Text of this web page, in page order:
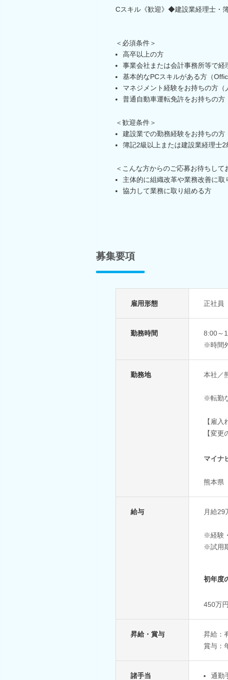
Cスキル《歓迎》◆建設業経理士・
＜必須条件＞
高卒以上の方
事業会社または会計事務所等で経
基本的なPCスキルがある方（
マネジメント経験をお持ちの方（
普通自動車運転免許をお持ちの方
＜歓迎条件＞
建設業での勤務経験をお持ちの方
簿記2級以上または建設業経理士
＜こんな方からのご応募お待ちして
主体的に組織改革や業務改善に取
協力して業務に取り組める方
募集要項
雇用形態 正社員
勤務時間
8:00～
※時間
勤務地 本社／
※転勤
【雇
【変
マイナ
熊本県
給与 月給29
※経験
※試用
初年度
450万
昇給・賞与
昇給：
賞与：
諸手当 通勤